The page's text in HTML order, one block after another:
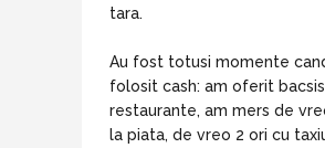
tara.
Au fost totusi momente
folosit cash: am oferit
restaurante, am mers de
la piata, de vreo 2 ori cu